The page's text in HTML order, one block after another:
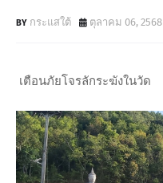
กระแสใต้ ตุลาคม 06, 2568
เตือนภัยโจรลักระฆังในวัด